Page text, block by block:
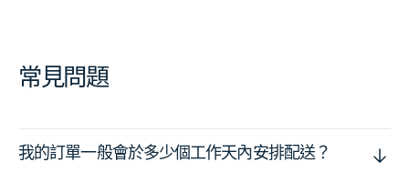
常見問題
我的訂單一般會於多少個工作天內安排配送？